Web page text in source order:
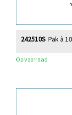
Pak à
242510S
Op voorraad